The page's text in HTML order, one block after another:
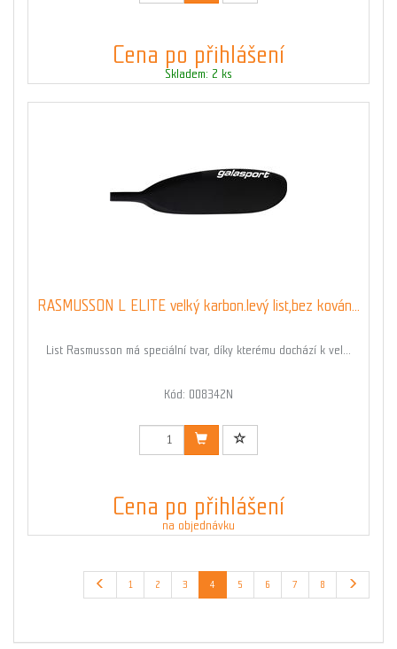
Cena po přihlášení
Skladem: 2 ks
RASMUSSON L ELITE velký karbon.levý list,bez kován...
List Rasmusson má speciální tvar, díky kterému dochází k vel...
Kód: 008342N
Cena po přihlášení
na objednávku
1 2 3 4 5 6 7 8